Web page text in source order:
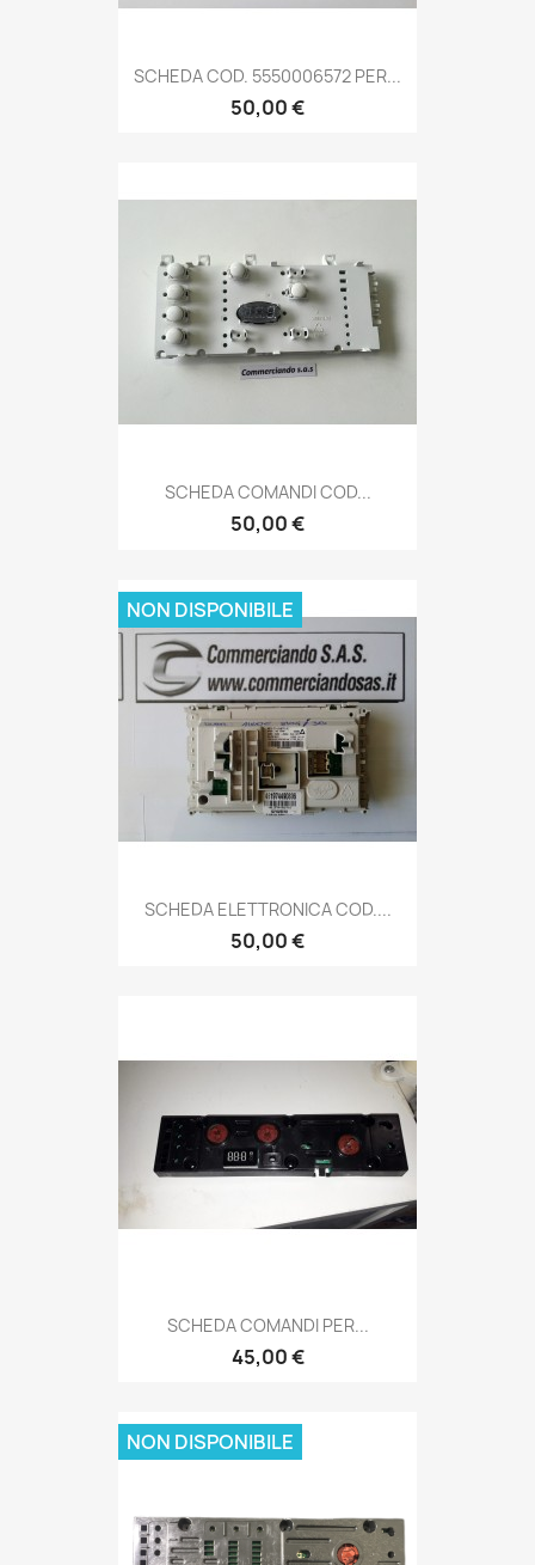
SCHEDA COD. 5550006572 PER...
50,00 €
SCHEDA COMANDI COD...
50,00 €
SCHEDA ELETTRONICA COD....
50,00 €
NON DISPONIBILE
SCHEDA COMANDI PER...
45,00 €
NON DISPONIBILE